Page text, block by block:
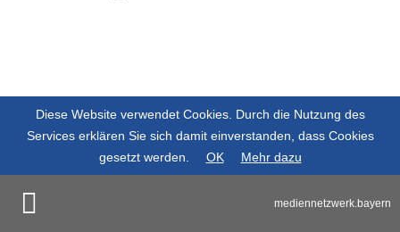
mediennetzwerk.bayern
Diese Website verwendet Cookies. Durch die Nutzung des
Services erklären Sie sich damit einverstanden, dass Cookies
gesetzt werden.
OK Mehr dazu